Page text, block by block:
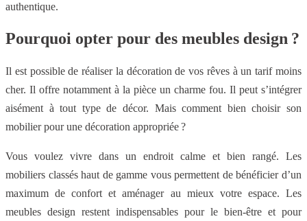
authentique.
Pourquoi opter pour des meubles design ?
Il est possible de réaliser la décoration de vos rêves à un tarif moins
cher. Il offre notamment à la pièce un charme fou. Il peut s’intégrer
aisément à tout type de décor. Mais comment bien choisir son
mobilier pour une décoration appropriée ?
Vous voulez vivre dans un endroit calme et bien rangé. Les
mobiliers classés haut de gamme vous permettent de bénéficier d’un
maximum de confort et aménager au mieux votre espace. Les
meubles design restent indispensables pour le bien-être et pour